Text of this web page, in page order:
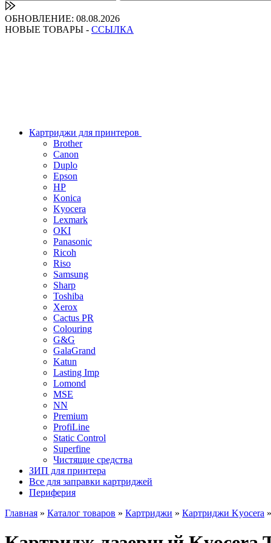
ОБНОВЛЕНИЕ: 08.08.2026
НОВЫЕ ТОВАРЫ - ССЫЛКА
Картриджи для принтеров
Brother
Canon
Duplo
Epson
HP
Konica
Kyocera
Lexmark
OKI
Panasonic
Ricoh
Riso
Samsung
Sharp
Toshiba
Xerox
Cactus PR
Colouring
G&G
GalaGrand
Katun
Lasting Imp
Lomond
MSE
NN
Premium
ProfiLine
Static Control
Superfine
Чистящие средства
ЗИП для принтера
Все для заправки картриджей
Периферия
Главная » Каталог товаров » Картриджи » Картриджи Kyocera